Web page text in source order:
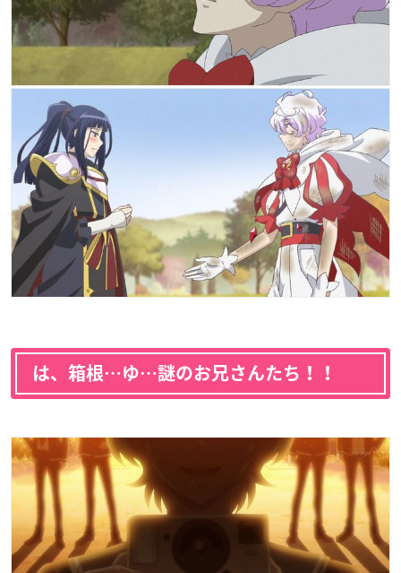
は、箱根…ゆ…謎のお兄さんたち！！